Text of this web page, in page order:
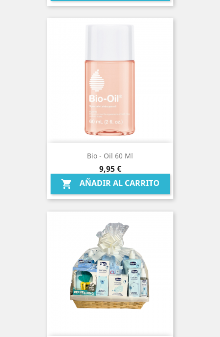
Bio - Oil 60 Ml
Precio
9,95 €
 AÑADIR AL CARRITO